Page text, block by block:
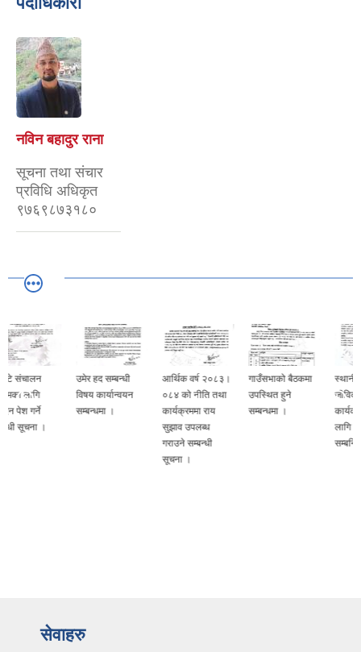
नविन बहादुर राना
सूचना तथा संचार
प्रविधि अधिकृत
९७६९८७३१८०
उमेर हद सम्बन्धी
विषय कार्यान्वयन
सम्बन्धमा ।
आर्थिक वर्ष २०८३।
०८४ को नीति तथा
कार्यक्रममा राय
गाउँसभाको बैठकमा
उपस्थित हुने
सम्बन्धमा ।
स्थानीय तहमा
जीविकोपार्जन सुधार
कार्यक्रम संचालनका
लागि प्रस्ताव पेश गर्ने
सेवाहरु